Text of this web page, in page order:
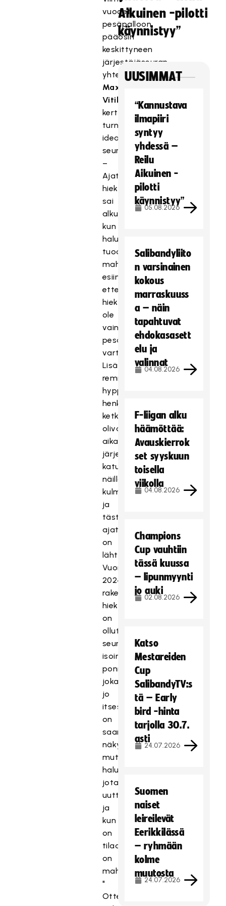
vuodet
pesäpalloon
pääosin
keskittyneen
järjestäjäseuran
yhteyshenkilö
Max
Vitikainen
kertoo
turnauksen
ideasta
seuraavasti:
–
Ajatus
hiekkatekonurmisählystä
sai
alkunsa
kun
halusimme
tuoda
mahdollisuudet
esiin,
ettei
hiekkatekonurmi
ole
vain
pesäpalloa
varten.
Lisäksi
remmiin
hyppäsi
henkilöitä,
ketkä
olivat
aikaisemmin
järjestäneet
katusählyä
näillä
kulmilla
ja
tästä
ajatus
on
lähtenyt.
Vuonna
2024
rakennettu
hiekkatekonurmi
on
ollut
seurahistorian
isoin
ponnistus
joka
jo
itsessään
on
saanut
näkyvyyttä,
mutta
halusimme
jotakin
uutta,
ja
kun
on
tilaa,
on
mahdollisuuksia.
"
Ottelut
Aikuinen -pilotti
käynnistyy”
UUSIMMAT
“Kannustava
ilmapiiri
syntyy
yhdessä –
Reilu
Aikuinen -
pilotti
käynnistyy”
05.08.2026
Salibandyliito
n varsinainen
kokous
marraskuuss
a – näin
tapahtuvat
ehdokasasett
elu ja
valinnat
04.08.2026
F-liigan alku
häämöttää:
Avauskierrok
set syyskuun
toisella
viikolla
04.08.2026
Champions
Cup vauhtiin
tässä kuussa
– lipunmyynti
jo auki
02.08.2026
Katso
Mestareiden
Cup
SalibandyTV:s
tä – Early
bird -hinta
tarjolla 30.7.
asti
24.07.2026
Suomen
naiset
leireilevät
Eerikkilässä
– ryhmään
kolme
muutosta
24.07.2026